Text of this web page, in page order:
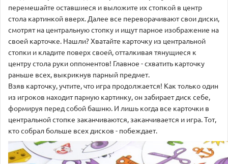
перемешайте оставшиеся и выложите их стопкой в центр
стола картинкой вверх. Далее все переворачивают свои диски,
смотрят на центральную стопку и ищут парное изображение на
своей карточке. Нашли? Хватайте карточку из центральной
стопки и кладите поверх своей, отталкивая тянущиеся к
центру стола руки оппонентов! Главное - схватить карточку
раньше всех, выкрикнув парный предмет.
Взяв карточку, учтите, что игра продолжается! Как только один
из игроков находит парную картинку, он забирает диск себе,
формируя перед собой башню. И лишь когда все карточки в
центральной стопке заканчиваются, заканчивается и игра. Тот,
кто собрал больше всех дисков - побеждает.